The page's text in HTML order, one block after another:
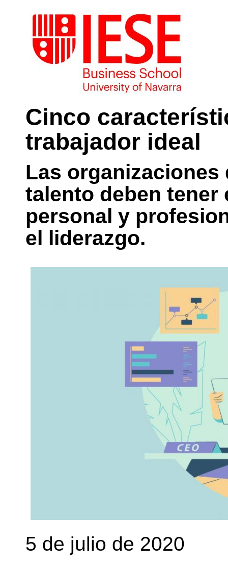
Cinco
trabajador ideal
Las organizaciones
talento deben
personal y
el liderazgo.
5 de julio de 2020